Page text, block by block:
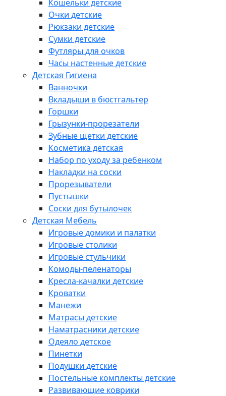
Кошельки детские
Очки детские
Рюкзаки детские
Сумки детские
Футляры для очков
Часы настенные детские
Детская Гигиена
Ванночки
Вкладыши в бюстгальтер
Горшки
Грызунки-прорезатели
Зубные щетки детские
Косметика детская
Набор по уходу за ребенком
Накладки на соски
Прорезыватели
Пустышки
Соски для бутылочек
Детская Мебель
Игровые домики и палатки
Игровые столики
Игровые стульчики
Комоды-пеленаторы
Кресла-качалки детские
Кроватки
Манежи
Матрасы детские
Наматрасники детские
Одеяло детское
Пинетки
Подушки детские
Постельные комплекты детские
Развивающие коврики